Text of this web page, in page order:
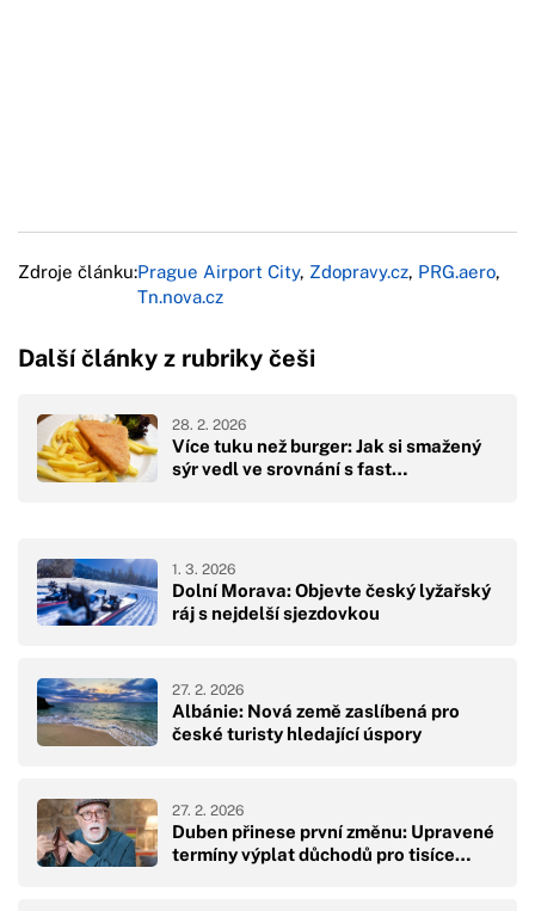
Zdroje článku:Prague Airport City, Zdopravy.cz, PRG.aero,
Tn.nova.cz
Další články z rubriky češi
Více tuku než burger: Jak si smažený
sýr vedl ve srovnání s fast…
28. 2. 2026
Dolní Morava: Objevte český lyžařský
ráj s nejdelší sjezdovkou
1. 3. 2026
Albánie: Nová země zaslíbená pro
české turisty hledající úspory
27. 2. 2026
Duben přinese první změnu: Upravené
termíny výplat důchodů pro tisíce…
27. 2. 2026